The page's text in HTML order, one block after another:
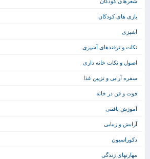
بازی های کودکان
آشپزی
نکات و ترفندهای آشپزی
اصول و نکات خانه داری
سفره آرایی و تزیین غذا
فوت و فن در خانه
آموزش بافتنی
آرایش و زیبایی
دکوراسیون
مهارتهای زندگی